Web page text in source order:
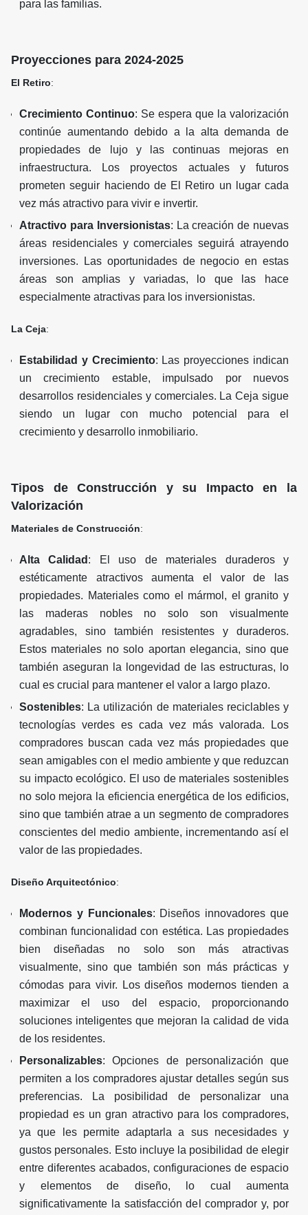
para las familias.
Proyecciones para 2024-2025
El Retiro:
Crecimiento Continuo: Se espera que la valorización
continúe aumentando debido a la alta demanda de
propiedades de lujo y las continuas mejoras en
infraestructura. Los proyectos actuales y futuros
prometen seguir haciendo de El Retiro un lugar cada
vez más atractivo para vivir e invertir.
Atractivo para Inversionistas: La creación de nuevas
áreas residenciales y comerciales seguirá atrayendo
inversiones. Las oportunidades de negocio en estas
áreas son amplias y variadas, lo que las hace
especialmente atractivas para los inversionistas.
La Ceja:
Estabilidad y Crecimiento: Las proyecciones indican
un crecimiento estable, impulsado por nuevos
desarrollos residenciales y comerciales. La Ceja sigue
siendo un lugar con mucho potencial para el
crecimiento y desarrollo inmobiliario.
Tipos de Construcción y su Impacto en la
Valorización
Materiales de Construcción:
Alta Calidad : El uso de materiales duraderos y
estéticamente atractivos aumenta el valor de las
propiedades. Materiales como el mármol, el granito y
las maderas nobles no solo son visualmente
agradables, sino también resistentes y duraderos.
Estos materiales no solo aportan elegancia, sino que
también aseguran la longevidad de las estructuras, lo
cual es crucial para mantener el valor a largo plazo.
Sostenibles: La utilización de materiales reciclables y
tecnologías verdes es cada vez más valorada. Los
compradores buscan cada vez más propiedades que
sean amigables con el medio ambiente y que reduzcan
su impacto ecológico. El uso de materiales sostenibles
no solo mejora la eficiencia energética de los edificios,
sino que también atrae a un segmento de compradores
conscientes del medio ambiente, incrementando así el
valor de las propiedades.
Diseño Arquitectónico:
Modernos y Funcionales: Diseños innovadores que
combinan funcionalidad con estética. Las propiedades
bien diseñadas no solo son más atractivas
visualmente, sino que también son más prácticas y
cómodas para vivir. Los diseños modernos tienden a
maximizar el uso del espacio, proporcionando
soluciones inteligentes que mejoran la calidad de vida
de los residentes.
Personalizables: Opciones de personalización que
permiten a los compradores ajustar detalles según sus
preferencias. La posibilidad de personalizar una
propiedad es un gran atractivo para los compradores,
ya que les permite adaptarla a sus necesidades y
gustos personales. Esto incluye la posibilidad de elegir
entre diferentes acabados, configuraciones de espacio
y elementos de diseño, lo cual aumenta
significativamente la satisfacción del comprador y, por